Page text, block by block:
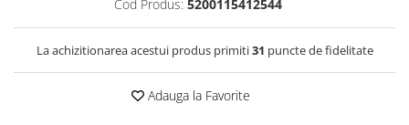
Cod Produs: 5200115412544
La achizitionarea acestui produs primiti31 puncte de fidelitate
Adauga la Favorite